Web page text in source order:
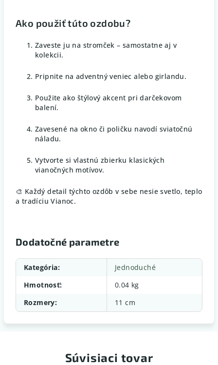
Ako použiť túto ozdobu?
Zaveste ju na stromček – samostatne aj v
kolekcii.
Pripnite na adventný veniec alebo girlandu.
Použite ako štýlový akcent pri darčekovom
balení.
Zavesené na okno či poličku navodí sviatočnú
náladu.
Vytvorte si vlastnú zbierku klasických
vianočných motívov.
🎨 Každý detail týchto ozdôb v sebe nesie svetlo, teplo
a tradíciu Vianoc.
Dodatočné parametre
Kategória:
Jednoduché
Hmotnosť:
0.04 kg
Rozmery: 11 cm
Súvisiaci tovar